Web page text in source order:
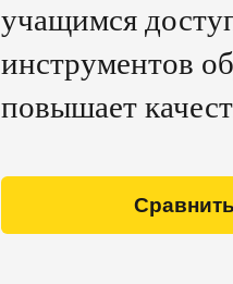
учащимся
инструментов
повышает